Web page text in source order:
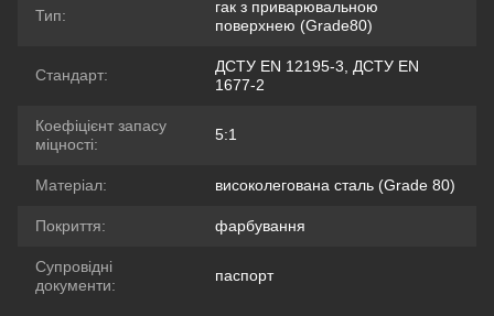
Тип:
гак з приварювальною
поверхнею (Grade80)
Стандарт:
ДСТУ EN 12195-3, ДСТУ EN
1677-2
Коефіцієнт запасу
міцності:
5:1
Матеріал: високолегована сталь (Grade 80)
Покриття: фарбування
Супровідні
документи:
паспорт